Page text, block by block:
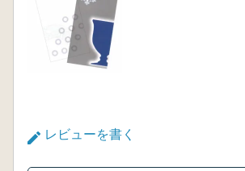
レビューを書く